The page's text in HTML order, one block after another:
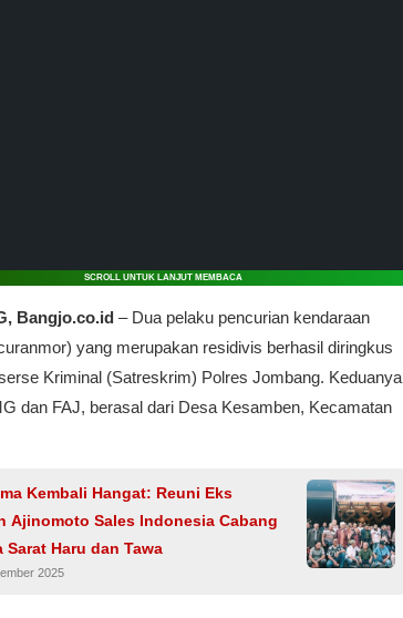
SCROLL UNTUK LANJUT MEMBACA
Bangjo.co.id – Dua pelaku pencurian kendaraan
yang merupakan residivis berhasil diringkus
Kriminal (Satreskrim) Polres Jombang. Keduanya
dan FAJ, berasal dari Desa Kesamben, Kecamatan
Kembali Hangat: Reuni Eks
Ajinomoto Sales Indonesia Cabang
Sarat Haru dan Tawa
2025